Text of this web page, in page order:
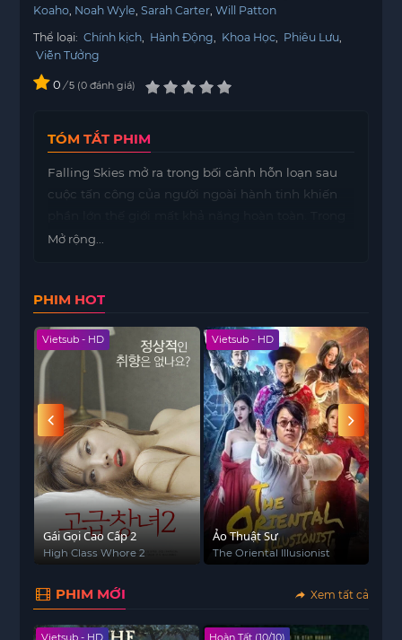
Koaho Noah Wyle Sarah Carter Will Patton
Thể loại: Chính kịch Hành Động Khoa Học Phiêu Lưu
Viễn Tưởng
0 / 5 0 đánh giá
TÓM TẮT PHIM
Falling Skies mở ra trong bối cảnh hỗn loạn sau
cuộc tấn công của người ngoài hành tinh khiến
sáu tháng kể từ cuộc xâm lược đầu tiên, một số ít
trở lại. Mỗi ngày là một bài kiểm tra khả năng
để bảo vệ những người dân được họ chăm sóc
trong khi cũng tham gia vào một chiến dịch nổi
dậy chống lại lực lượng người ngoài hành tinh
đang chiếm đóng.
Mở rộng...
PHIM HOT
Vietsub - HD
Gái Gọi Cao Cấp 2
High Class Whore 2
Vietsub - HD
Ảo Thuật Sư
The Oriental Illusionist
PHIM MỚI Xem tất cả
Vietsub - HD Hoàn Tất (10/10)